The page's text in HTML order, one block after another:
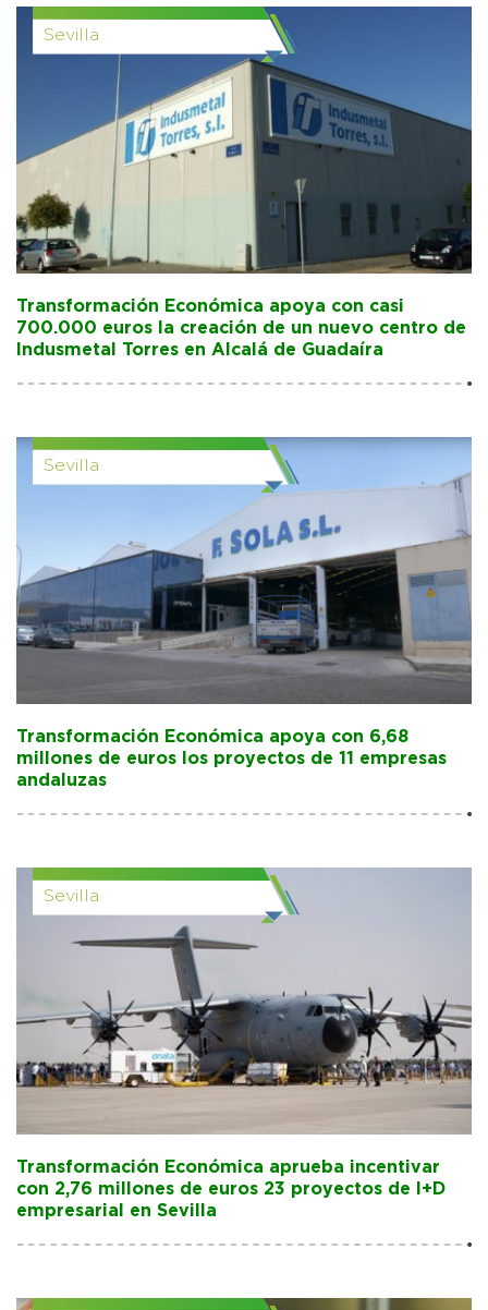
Sevilla
Transformación Económica apoya con casi
700.000 euros la creación de un nuevo centro de
Indusmetal Torres en Alcalá de Guadaíra
Sevilla
Transformación Económica apoya con 6,68
millones de euros los proyectos de 11 empresas
andaluzas
Sevilla
Transformación Económica aprueba incentivar
con 2,76 millones de euros 23 proyectos de I+D
empresarial en Sevilla